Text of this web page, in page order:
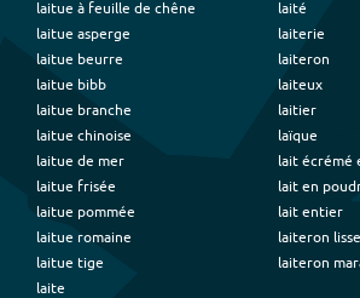
laitue à feuille de chêne
laitue asperge
laitue beurre
laitue bibb
laitue branche
laitue chinoise
laitue de mer
laitue frisée
laitue pommée
laitue romaine
laitue tige
laite
laité
laiterie
laiteron
laiteux
laitier
laïque
lait écrémé
lait en
lait entier
laiteron lisse
laiteron